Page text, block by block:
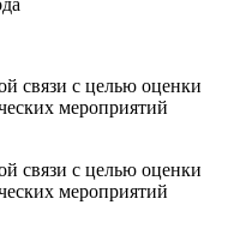
связи с целью оценки
мероприятий
связи с целью оценки
мероприятий